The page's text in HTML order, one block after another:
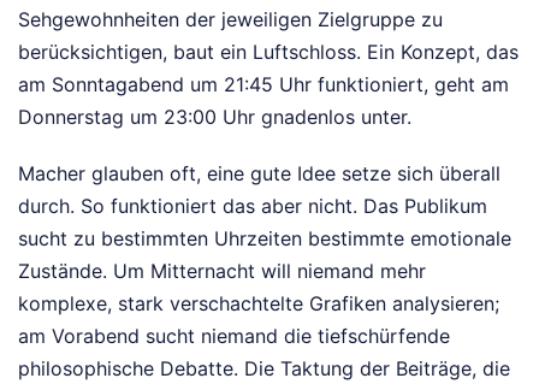
Sehgewohnheiten der jeweiligen Zielgruppe zu
berücksichtigen, baut ein Luftschloss. Ein Konzept, das
am Sonntagabend um 21:45 Uhr funktioniert, geht am
Donnerstag um 23:00 Uhr gnadenlos unter.
Macher glauben oft, eine gute Idee setze sich überall
durch. So funktioniert das aber nicht. Das Publikum
sucht zu bestimmten Uhrzeiten bestimmte emotionale
Zustände. Um Mitternacht will niemand mehr
komplexe, stark verschachtelte Grafiken analysieren;
am Vorabend sucht niemand die tiefschürfende
philosophische Debatte. Die Taktung der Beiträge, die